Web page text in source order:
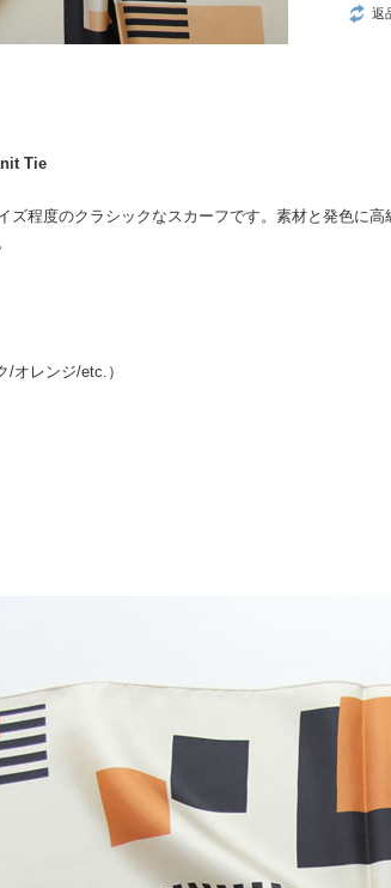
返
Tie
ズ程度のクラシックなスカーフです。素材と発色に
/オレンジ/etc.）